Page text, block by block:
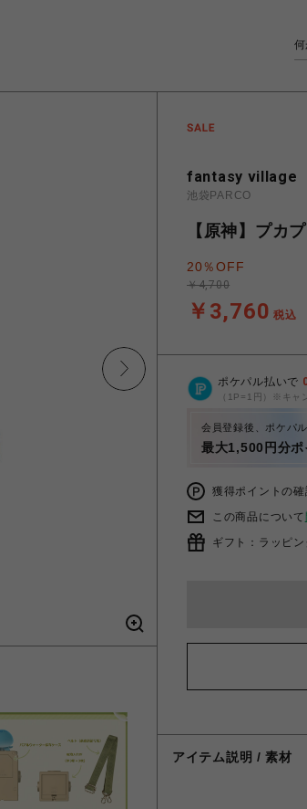
fantasy village
池袋PARCO
【原神】プカ
20％OFF
￥3,760 税込
￥4,700
ポケパル払いで
（1P=1円）※キャ
会員登録後、ポケパ
最大1,500円分ポ
獲得ポイントの確
この商品について
ギフト：ラッピ
アイテム説明 / 素材